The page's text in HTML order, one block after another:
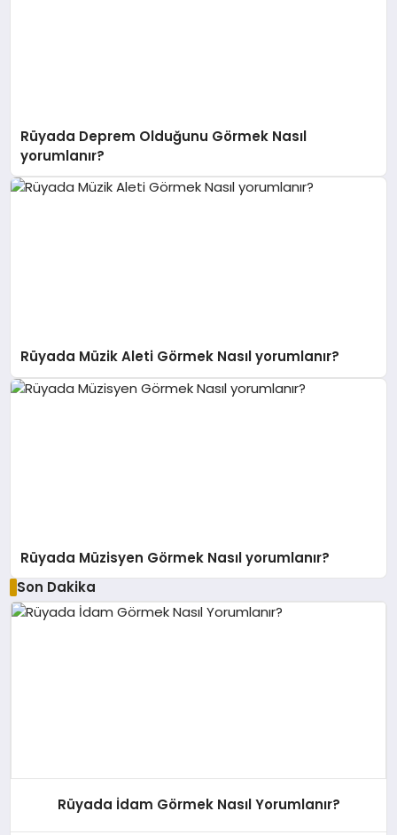
Rüyada Deprem Olduğunu Görmek Nasıl
yorumlanır?
Rüyada Müzik Aleti Görmek Nasıl yorumlanır?
Rüyada Müzisyen Görmek Nasıl yorumlanır?
Son Dakika
Rüyada İdam Görmek Nasıl Yorumlanır?